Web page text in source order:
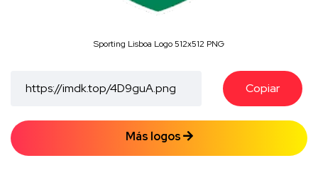
Sporting Lisboa Logo 512x512 PNG
Copiar
Más logos